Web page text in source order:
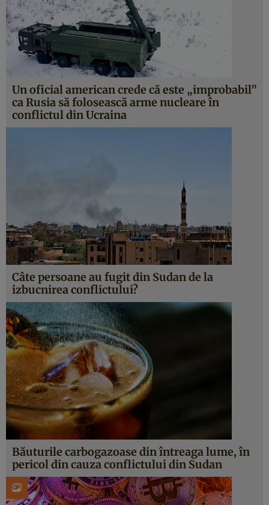
Un oficial american crede că este „improbabil”
ca Rusia să folosească arme nucleare în
conflictul din Ucraina
Câte persoane au fugit din Sudan de la
izbucnirea conflictului?
Băuturile carbogazoase din întreaga lume, în
pericol din cauza conflictului din Sudan